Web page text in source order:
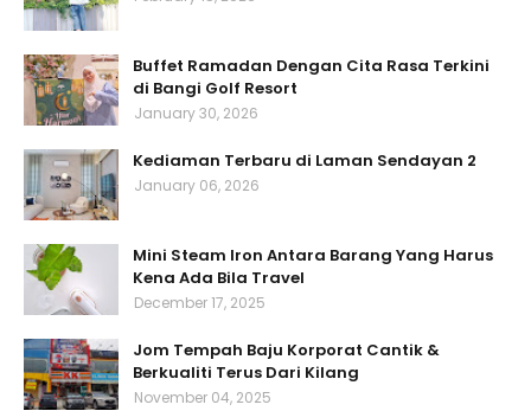
Buffet Ramadan Dengan Cita Rasa Terkini
di Bangi Golf Resort
January 30, 2026
Kediaman Terbaru di Laman Sendayan 2
January 06, 2026
Mini Steam Iron Antara Barang Yang Harus
Kena Ada Bila Travel
December 17, 2025
Jom Tempah Baju Korporat Cantik &
Berkualiti Terus Dari Kilang
November 04, 2025